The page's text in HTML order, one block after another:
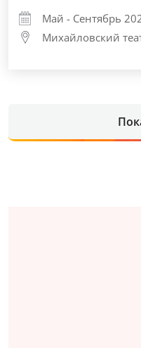
Май - Сентябрь
Михайловский